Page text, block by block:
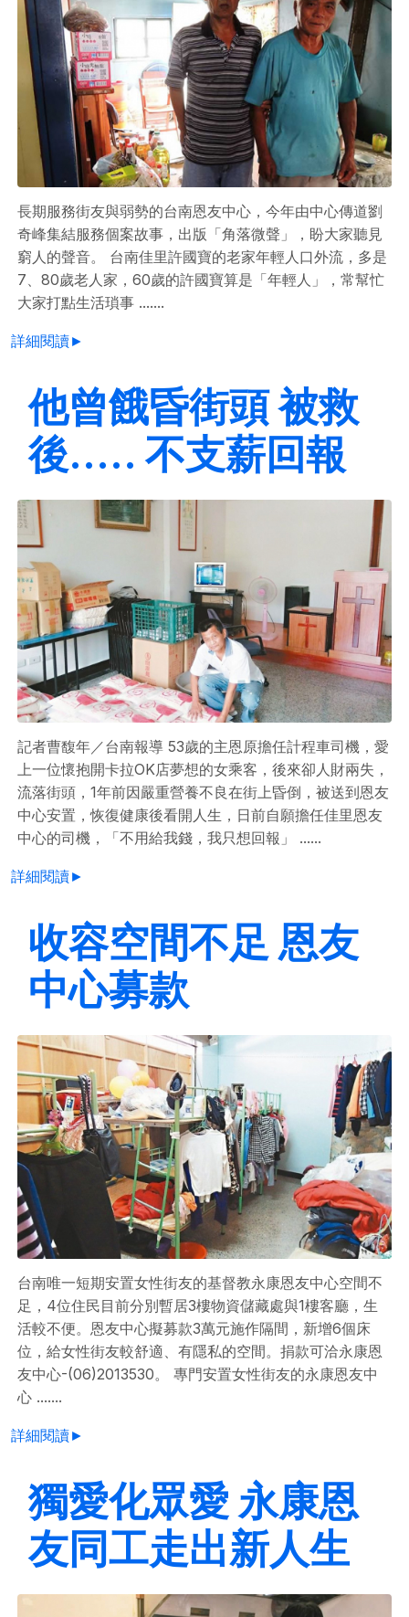
長期服務街友與弱勢的台南恩友中心，今年由中心傳道劉
奇峰集結服務個案故事，出版「角落微聲」，盼大家聽見
窮人的聲音。 台南佳里許國寶的老家年輕人口外流，多是
7、80歲老人家，60歲的許國寶算是「年輕人」，常幫忙
大家打點生活瑣事 .......
詳細閱讀►
他曾餓昏街頭 被救
後..... 不支薪回報
記者曹馥年／台南報導 53歲的主恩原擔任計程車司機，愛
上一位懷抱開卡拉OK店夢想的女乘客，後來卻人財兩失，
流落街頭，1年前因嚴重營養不良在街上昏倒，被送到恩友
中心安置，恢復健康後看開人生，日前自願擔任佳里恩友
中心的司機，「不用給我錢，我只想回報」 ......
詳細閱讀►
收容空間不足 恩友
中心募款
台南唯一短期安置女性街友的基督教永康恩友中心空間不
足，4位住民目前分別暫居3樓物資儲藏處與1樓客廳，生
活較不便。恩友中心擬募款3萬元施作隔間，新增6個床
位，給女性街友較舒適、有隱私的空間。捐款可洽永康恩
友中心-(06)2013530。 專門安置女性街友的永康恩友中
心 .......
詳細閱讀►
獨愛化眾愛 永康恩
友同工走出新人生